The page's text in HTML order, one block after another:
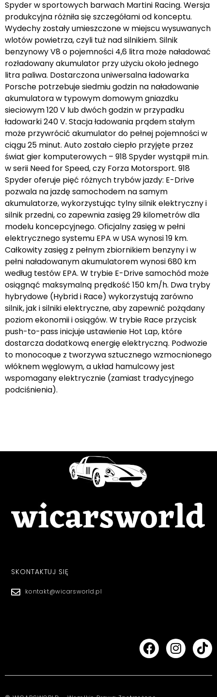
Spyder w sportowych barwach Martini Racing. Wersja
produkcyjna różniła się szczegółami od konceptu.
Wydechy zostały umieszczone w miejscu wysuwanych
wlotów powietrza, czyli tuż nad silnikiem. Silnik
benzynowy V8 o pojemności 4,6 litra może naładować
rozładowany akumulator przy użyciu około jednego
litra paliwa. Dostarczona uniwersalna ładowarka
Porsche potrzebuje siedmiu godzin na naładowanie
akumulatora w typowym domowym gniazdku
sieciowym 120 V lub dwóch godzin w przypadku
ładowarki 240 V. Stacja ładowania prądem stałym
może przywrócić akumulator do pełnej pojemności w
ciągu 25 minut. Auto zostało ciepło przyjęte przez
świat gier komputerowych – 918 Spyder wystąpił m.in.
w serii Need for Speed, czy Forza Motorsport. 918
Spyder oferuje pięć różnych trybów jazdy: E-Drive
pozwala na jazdę samochodem na samym
akumulatorze, wykorzystując tylny silnik elektryczny i
silnik przedni, co zapewnia zasięg 29 kilometrów dla
modelu koncepcyjnego. Oficjalny zasięg w pełni
elektrycznego systemu EPA w USA wynosi 19 km.
Całkowity zasięg z pełnym zbiornikiem benzyny i w
pełni naładowanym akumulatorem wynosi 680 km
według testów EPA. W trybie E-Drive samochód może
osiągnąć maksymalną prędkość 150 km/h. Dwa tryby
hybrydowe (Hybrid i Race) wykorzystują zarówno
silnik, jak i silniki elektryczne, aby zapewnić pożądany
poziom ekonomii i osiągów. W trybie Race przycisk
push-to-pass inicjuje ustawienie Hot Lap, które
dostarcza dodatkową energię elektryczną. Podwozie
to monocoque z tworzywa sztucznego wzmocnionego
włóknem węglowym, a układ hamulcowy jest
wspomagany elektrycznie (zamiast tradycyjnego
podciśnienia).
SKONTAKTUJ SIĘ
kontakt@wicarsworld.pl